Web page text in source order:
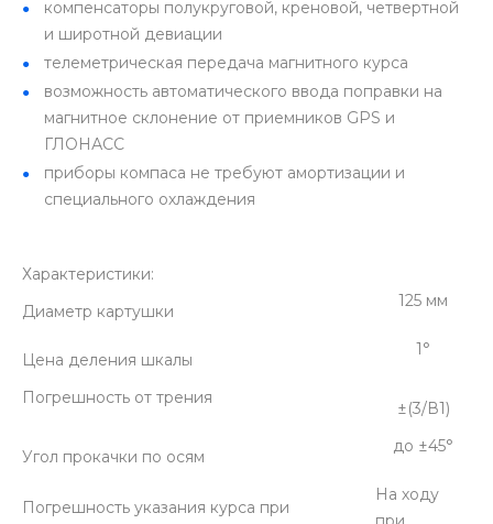
компенсаторы полукруговой, креновой, четвертной
и широтной девиации
телеметрическая передача магнитного курса
возможность автоматического ввода поправки на
магнитное склонение от приемников GPS и
ГЛОНАСС
приборы компаса не требуют амортизации и
специального охлаждения
Характеристики:
Диаметр картушки
125 мм
Цена деления шкалы
1°
Погрешность от трения
±(3/В1)
Угол прокачки по осям
до ±45°
Погрешность указания курса при
На ходу